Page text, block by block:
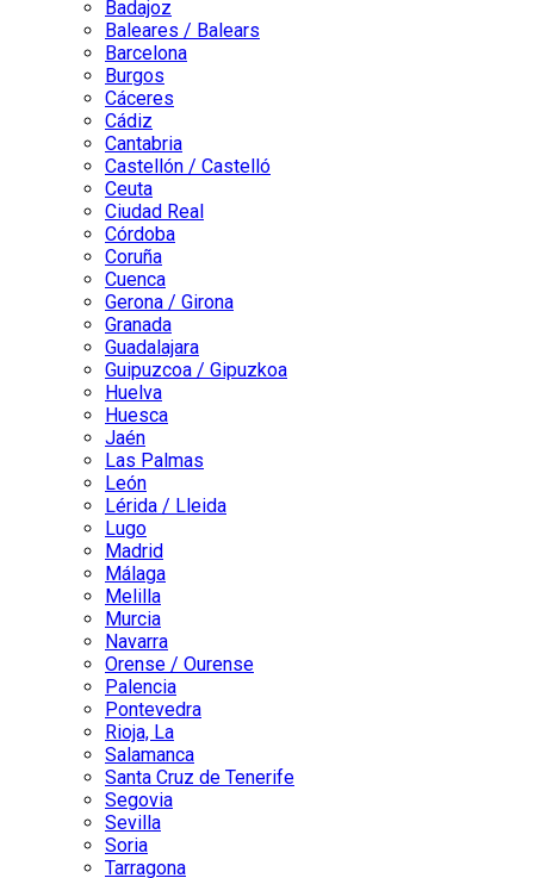
Badajoz
Baleares / Balears
Barcelona
Burgos
Cáceres
Cádiz
Cantabria
Castellón / Castelló
Ceuta
Ciudad Real
Córdoba
Coruña
Cuenca
Gerona / Girona
Granada
Guadalajara
Guipuzcoa / Gipuzkoa
Huelva
Huesca
Jaén
Las Palmas
León
Lérida / Lleida
Lugo
Madrid
Málaga
Melilla
Murcia
Navarra
Orense / Ourense
Palencia
Pontevedra
Rioja, La
Salamanca
Santa Cruz de Tenerife
Segovia
Sevilla
Soria
Tarragona